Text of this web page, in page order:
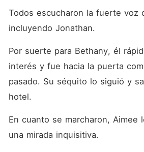
Todos escucharon la fuerte voz
incluyendo Jonathan.
Por suerte para Bethany, él
interés y fue hacia la puerta
pasado. Su séquito lo siguió y
hotel.
En cuanto se marcharon, Aimee
una mirada inquisitiva.